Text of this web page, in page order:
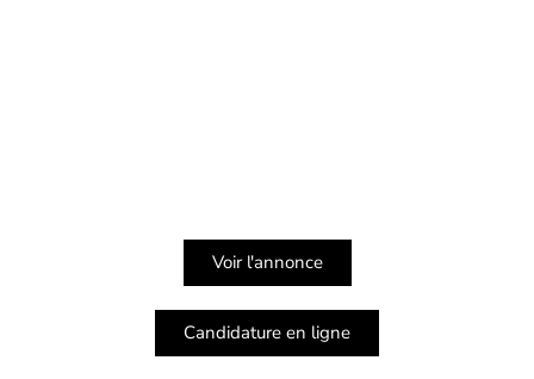
Voir l'annonce
Candidature en ligne